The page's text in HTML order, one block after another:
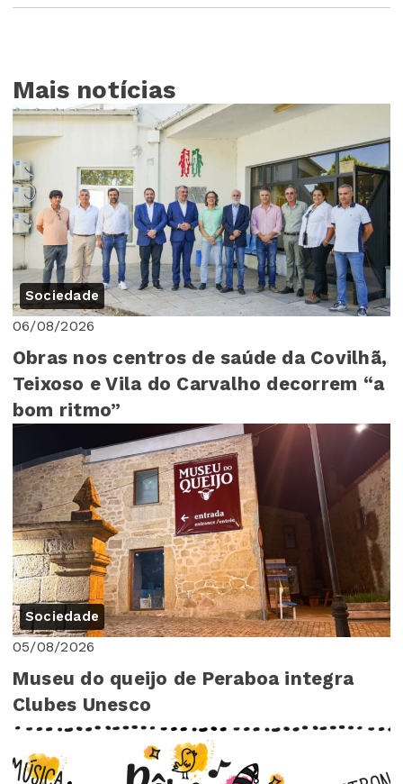
Mais notícias
Sociedade
06/08/2026
Obras nos centros de saúde da Covilhã,
Teixoso e Vila do Carvalho decorrem “a
bom ritmo”
Sociedade
05/08/2026
Museu do queijo de Peraboa integra
Clubes Unesco